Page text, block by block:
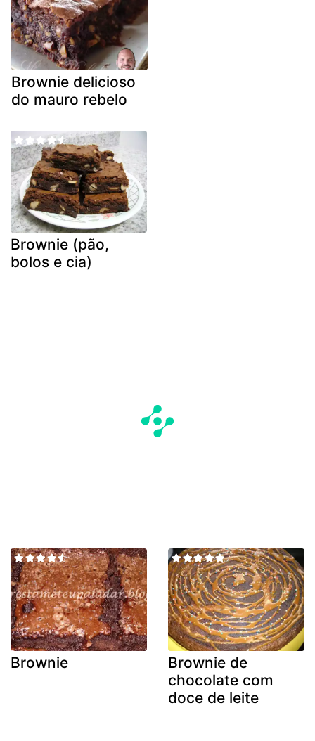
Brownie delicioso
do mauro rebelo
Brownie (pão,
bolos e cia)
Brownie
Brownie de
chocolate com
doce de leite